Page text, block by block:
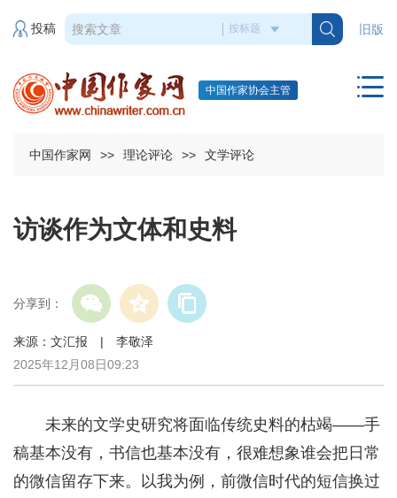
旧版
投稿
中国作家协会主管
中国作家网 >> 理论评论 >> 文学评论
访谈作为文体和史料
分享到：
来源：文汇报 | 李敬泽
2025年12月08日09:23
未来的文学史研究将面临传统史料的枯竭——手
稿基本没有，书信也基本没有，很难想象谁会把日常
的微信留存下来。以我为例，前微信时代的短信换过